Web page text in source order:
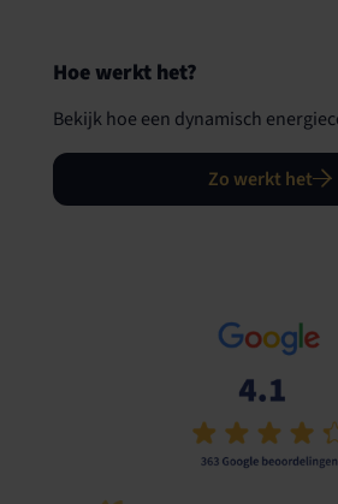
Hoe werkt het?
Bekijk hoe een dynamisch
Zo werkt het